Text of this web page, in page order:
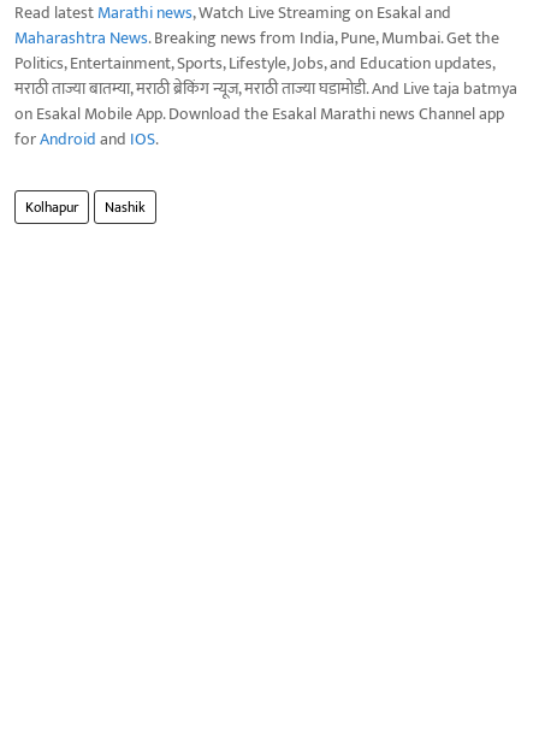
Read latestMarathi news, Watch Live Streaming on Esakal and
Maharashtra News. Breaking news from India, Pune, Mumbai. Get the
Politics, Entertainment, Sports, Lifestyle, Jobs, and Education updates,
मराठी ताज्या बातम्या, मराठी ब्रेकिंग न्यूज, मराठी ताज्या घडामोडी. And Live taja batmya
on Esakal Mobile App. Download the Esakal Marathi news Channel app
forAndroidand IOS.
Kolhapur Nashik